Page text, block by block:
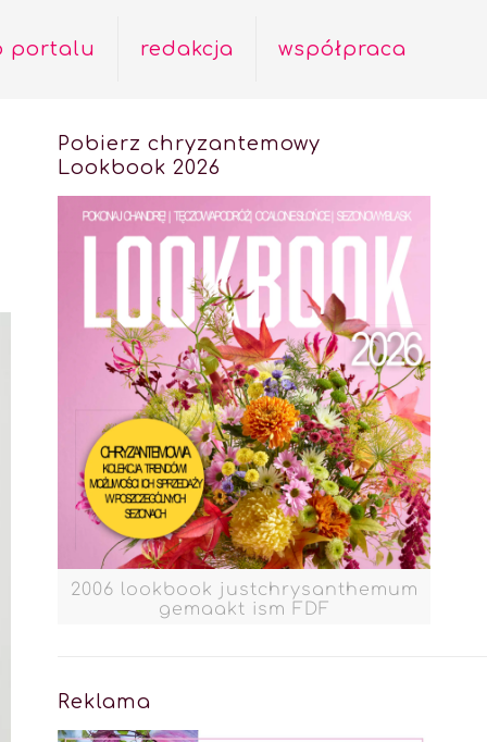
portalu redakcja współpraca
Pobierz chryzantemowy
Lookbook 2026
2006 lookbook justchrysanthemum
gemaakt ism FDF
Reklama